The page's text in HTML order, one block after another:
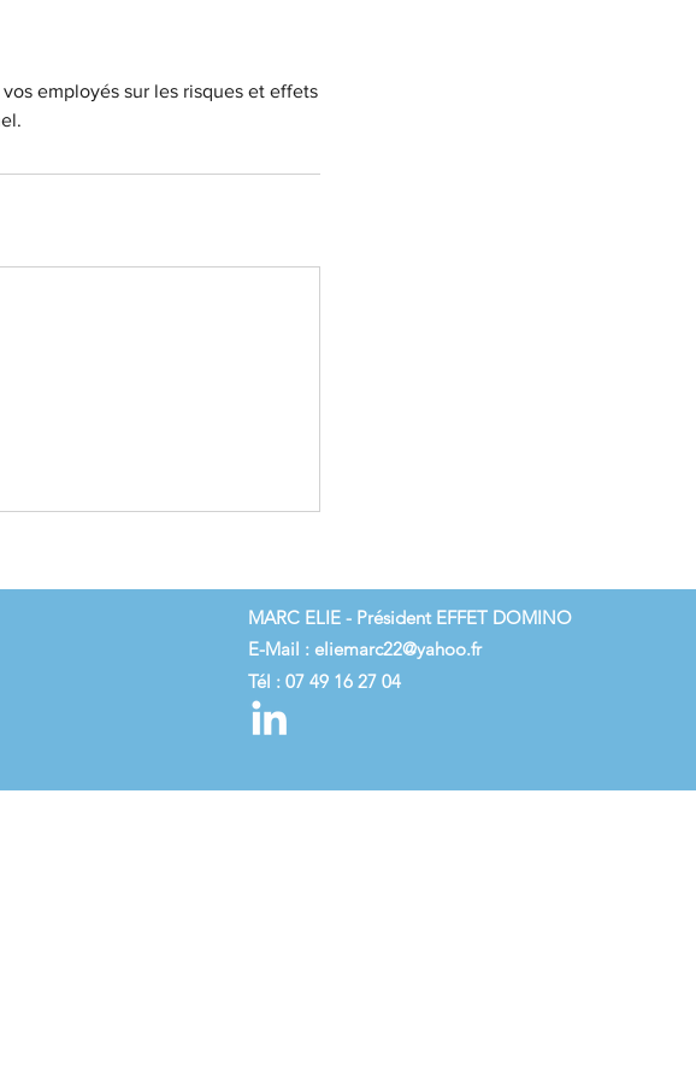
employés sur les risques et effets
MARC ELIE - Président EFFET DOMINO
E-Mail : eliemarc22@yahoo.fr
Tél : 07 49 16 27 04